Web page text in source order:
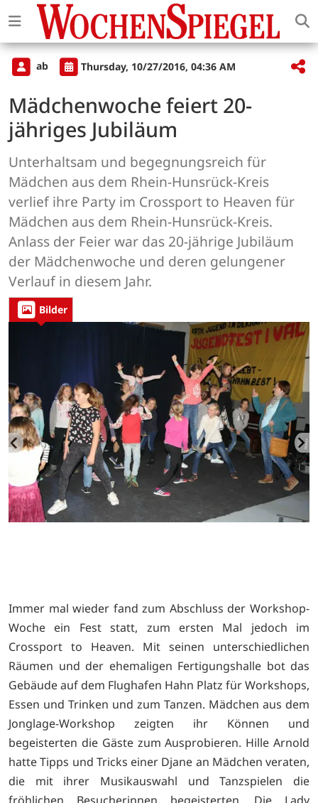
ab Thursday, 10/27/2016, 04:36 AM
Mädchenwoche feiert 20-
jähriges Jubiläum
Unterhaltsam und begegnungsreich für
Mädchen aus dem Rhein-Hunsrück-Kreis
verlief ihre Party im Crossport to Heaven für
Mädchen aus dem Rhein-Hunsrück-Kreis.
Anlass der Feier war das 20-jährige Jubiläum
der Mädchenwoche und deren gelungener
Verlauf in diesem Jahr.
Bilder
Immer mal wieder fand zum Abschluss der Workshop-
Woche ein Fest statt, zum ersten Mal jedoch im
Crossport to Heaven. Mit seinen unterschiedlichen
Räumen und der ehemaligen Fertigungshalle bot das
Gebäude auf dem Flughafen Hahn Platz für Workshops,
Essen und Trinken und zum Tanzen. Mädchen aus dem
Jonglage-Workshop zeigten ihr Können und
begeisterten die Gäste zum Ausprobieren. Hille Arnold
hatte Tipps und Tricks einer Djane an Mädchen veraten,
die mit ihrer Musikauswahl und Tanzspielen die